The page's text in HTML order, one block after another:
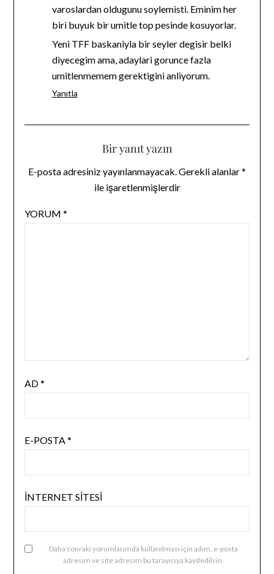
varoslardan oldugunu soylemisti. Eminim her
biri buyuk bir umitle top pesinde kosuyorlar.
Yeni TFF baskaniyla bir seyler degisir belki
diyecegim ama, adaylari gorunce fazla
umitlenmemem gerektigini anliyorum.
Yanıtla
Bir yanıt yazın
E-posta adresiniz yayınlanmayacak.Gerekli alanlar*
ile işaretlenmişlerdir
YORUM *
AD*
E-POSTA*
İNTERNET SITESI
Daha sonraki yorumlarımda kullanılması için adım, e-posta
adresim ve site adresim bu tarayıcıya kaydedilsin.